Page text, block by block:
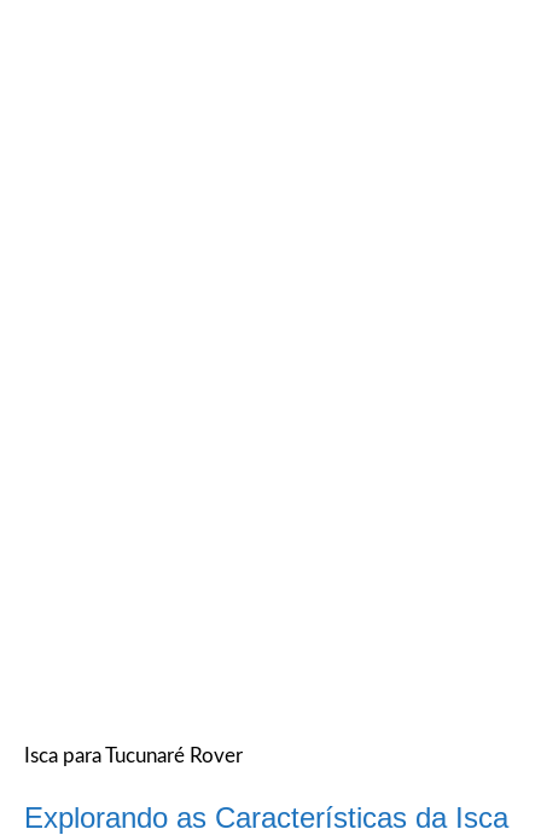
Isca para Tucunaré Rover
Explorando as Características da Isca